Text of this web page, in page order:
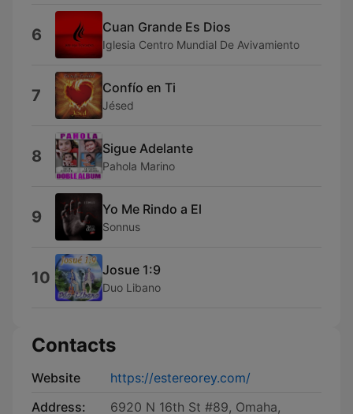
6 Cuan Grande Es Dios
Iglesia Centro Mundial De Avivamiento
7 Confío en Ti
Jésed
8 Sigue Adelante
Pahola Marino
9 Yo Me Rindo a El
Sonnus
10 Josue 1:9
Duo Libano
Contacts
Website
https://estereorey.com/
Address:
6920 N 16th St #89, Omaha,